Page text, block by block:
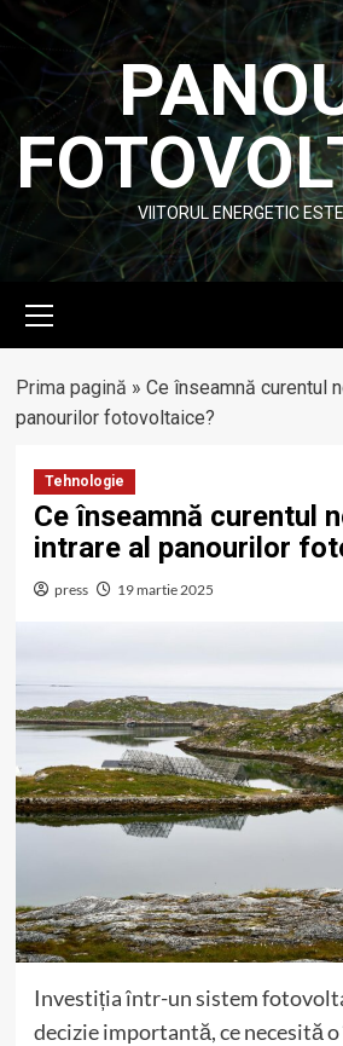
Skip
to
content
VIITORUL ENERGETIC
Menu
Prima pagină » Ce înseamnă curentul
panourilor fotovoltaice?
Tehnologie
Ce înseamnă curentul
intrare al panourilor
press 19 martie 2025
Investiția într-un sistem
decizie importantă, ce necesită